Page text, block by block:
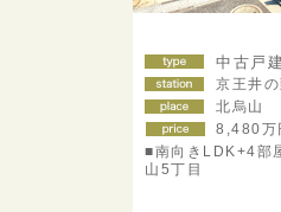
中古戸建
京王井
北烏山
8,480万
■南向きLDK+4部
山5丁目